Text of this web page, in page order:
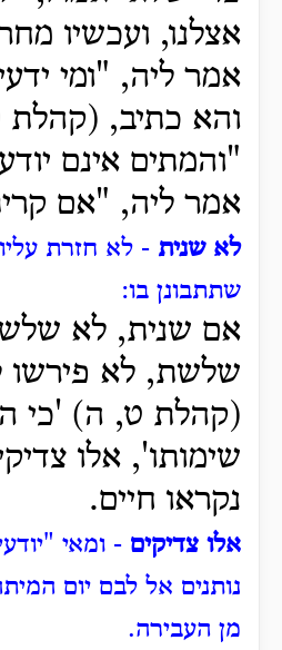
אצלנו, ועכשיו
אמר ליה, "ומי
והא כתיב,
"והמתים אינם
אמר ליה, "אם
לא שנית - לא חזרת
שתתבונן בו:
אם שנית, לא
שלשת, לא פירשו
(קהלת ט, ה) 'כי
שימותו', אלו
נקראו חיים.
אלו צדיקים - ומאי
נותנים אל לבם יום
מן העבירה.